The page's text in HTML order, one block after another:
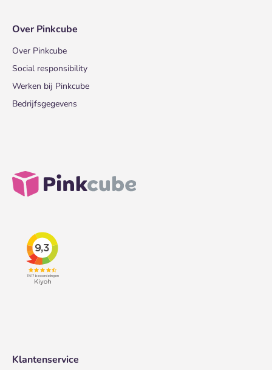
Over Pinkcube
Over Pinkcube
Social responsibility
Werken bij Pinkcube
Bedrijfsgegevens
Klantenservice